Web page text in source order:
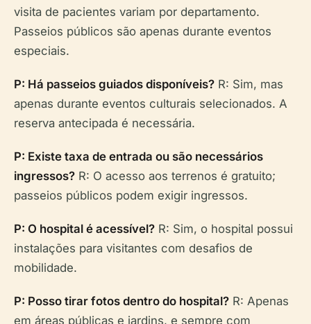
visita de pacientes variam por departamento.
Passeios públicos são apenas durante eventos
especiais.
P: Há passeios guiados disponíveis? R: Sim, mas
apenas durante eventos culturais selecionados. A
reserva antecipada é necessária.
P: Existe taxa de entrada ou são necessários
ingressos? R: O acesso aos terrenos é gratuito;
passeios públicos podem exigir ingressos.
P: O hospital é acessível? R: Sim, o hospital possui
instalações para visitantes com desafios de
mobilidade.
P: Posso tirar fotos dentro do hospital? R: Apenas
em áreas públicas e jardins, e sempre com